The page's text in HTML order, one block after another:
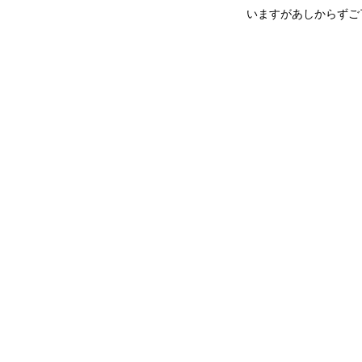
いますがあしからずご